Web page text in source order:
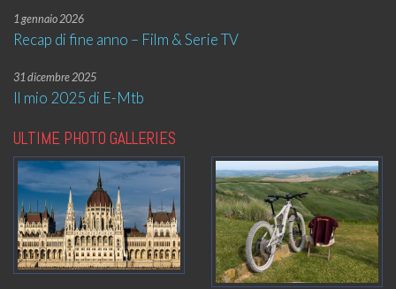
1 gennaio 2026
Recap di fine anno – Film & Serie TV
31 dicembre 2025
Il mio 2025 di E-Mtb
ULTIME PHOTO GALLERIES